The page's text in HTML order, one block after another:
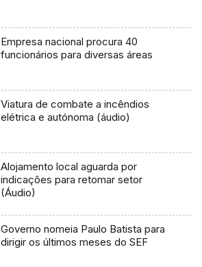
Empresa nacional procura 40
funcionários para diversas áreas
Viatura de combate a incêndios
elétrica e autónoma (áudio)
Alojamento local aguarda por
indicações para retomar setor
(Áudio)
Governo nomeia Paulo Batista para
dirigir os últimos meses do SEF